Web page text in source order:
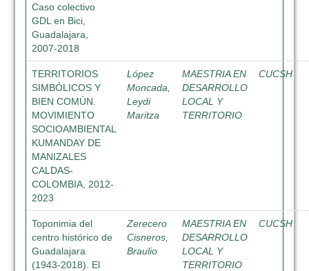
Caso colectivo
GDL en Bici,
Guadalajara,
2007-2018
TERRITORIOS
SIMBÓLICOS Y
BIEN COMÚN.
MOVIMIENTO
SOCIOAMBIENTAL
KUMANDAY DE
MANIZALES
CALDAS-
COLOMBIA, 2012-
2023
López
Moncada,
Leydi
Maritza
MAESTRIA EN
DESARROLLO
LOCAL Y
TERRITORIO
CUCSH
Toponimia del
centro histórico de
Guadalajara
(1943-2018). El
Zerecero
Cisneros,
Braulio
MAESTRIA EN
DESARROLLO
LOCAL Y
TERRITORIO
CUCSH